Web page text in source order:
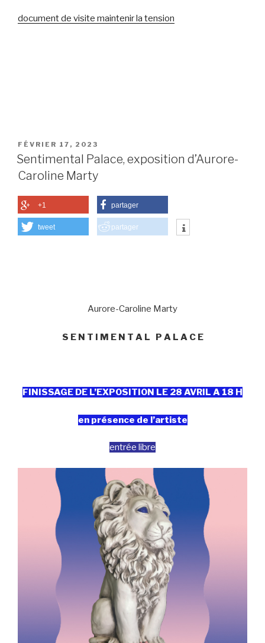
document de visite maintenir la tension
PUBLIÉ
LE
FÉVRIER 17, 2023
Sentimental Palace, exposition d’Aurore-
Caroline Marty
+1 partager
tweet partager
Aurore-Caroline Marty
S E N T I M E N T A L P A L A C E
FINISSAGE DE L’EXPOSITION LE 28 AVRIL A 18 H
en présence de l’artiste
entrée libre